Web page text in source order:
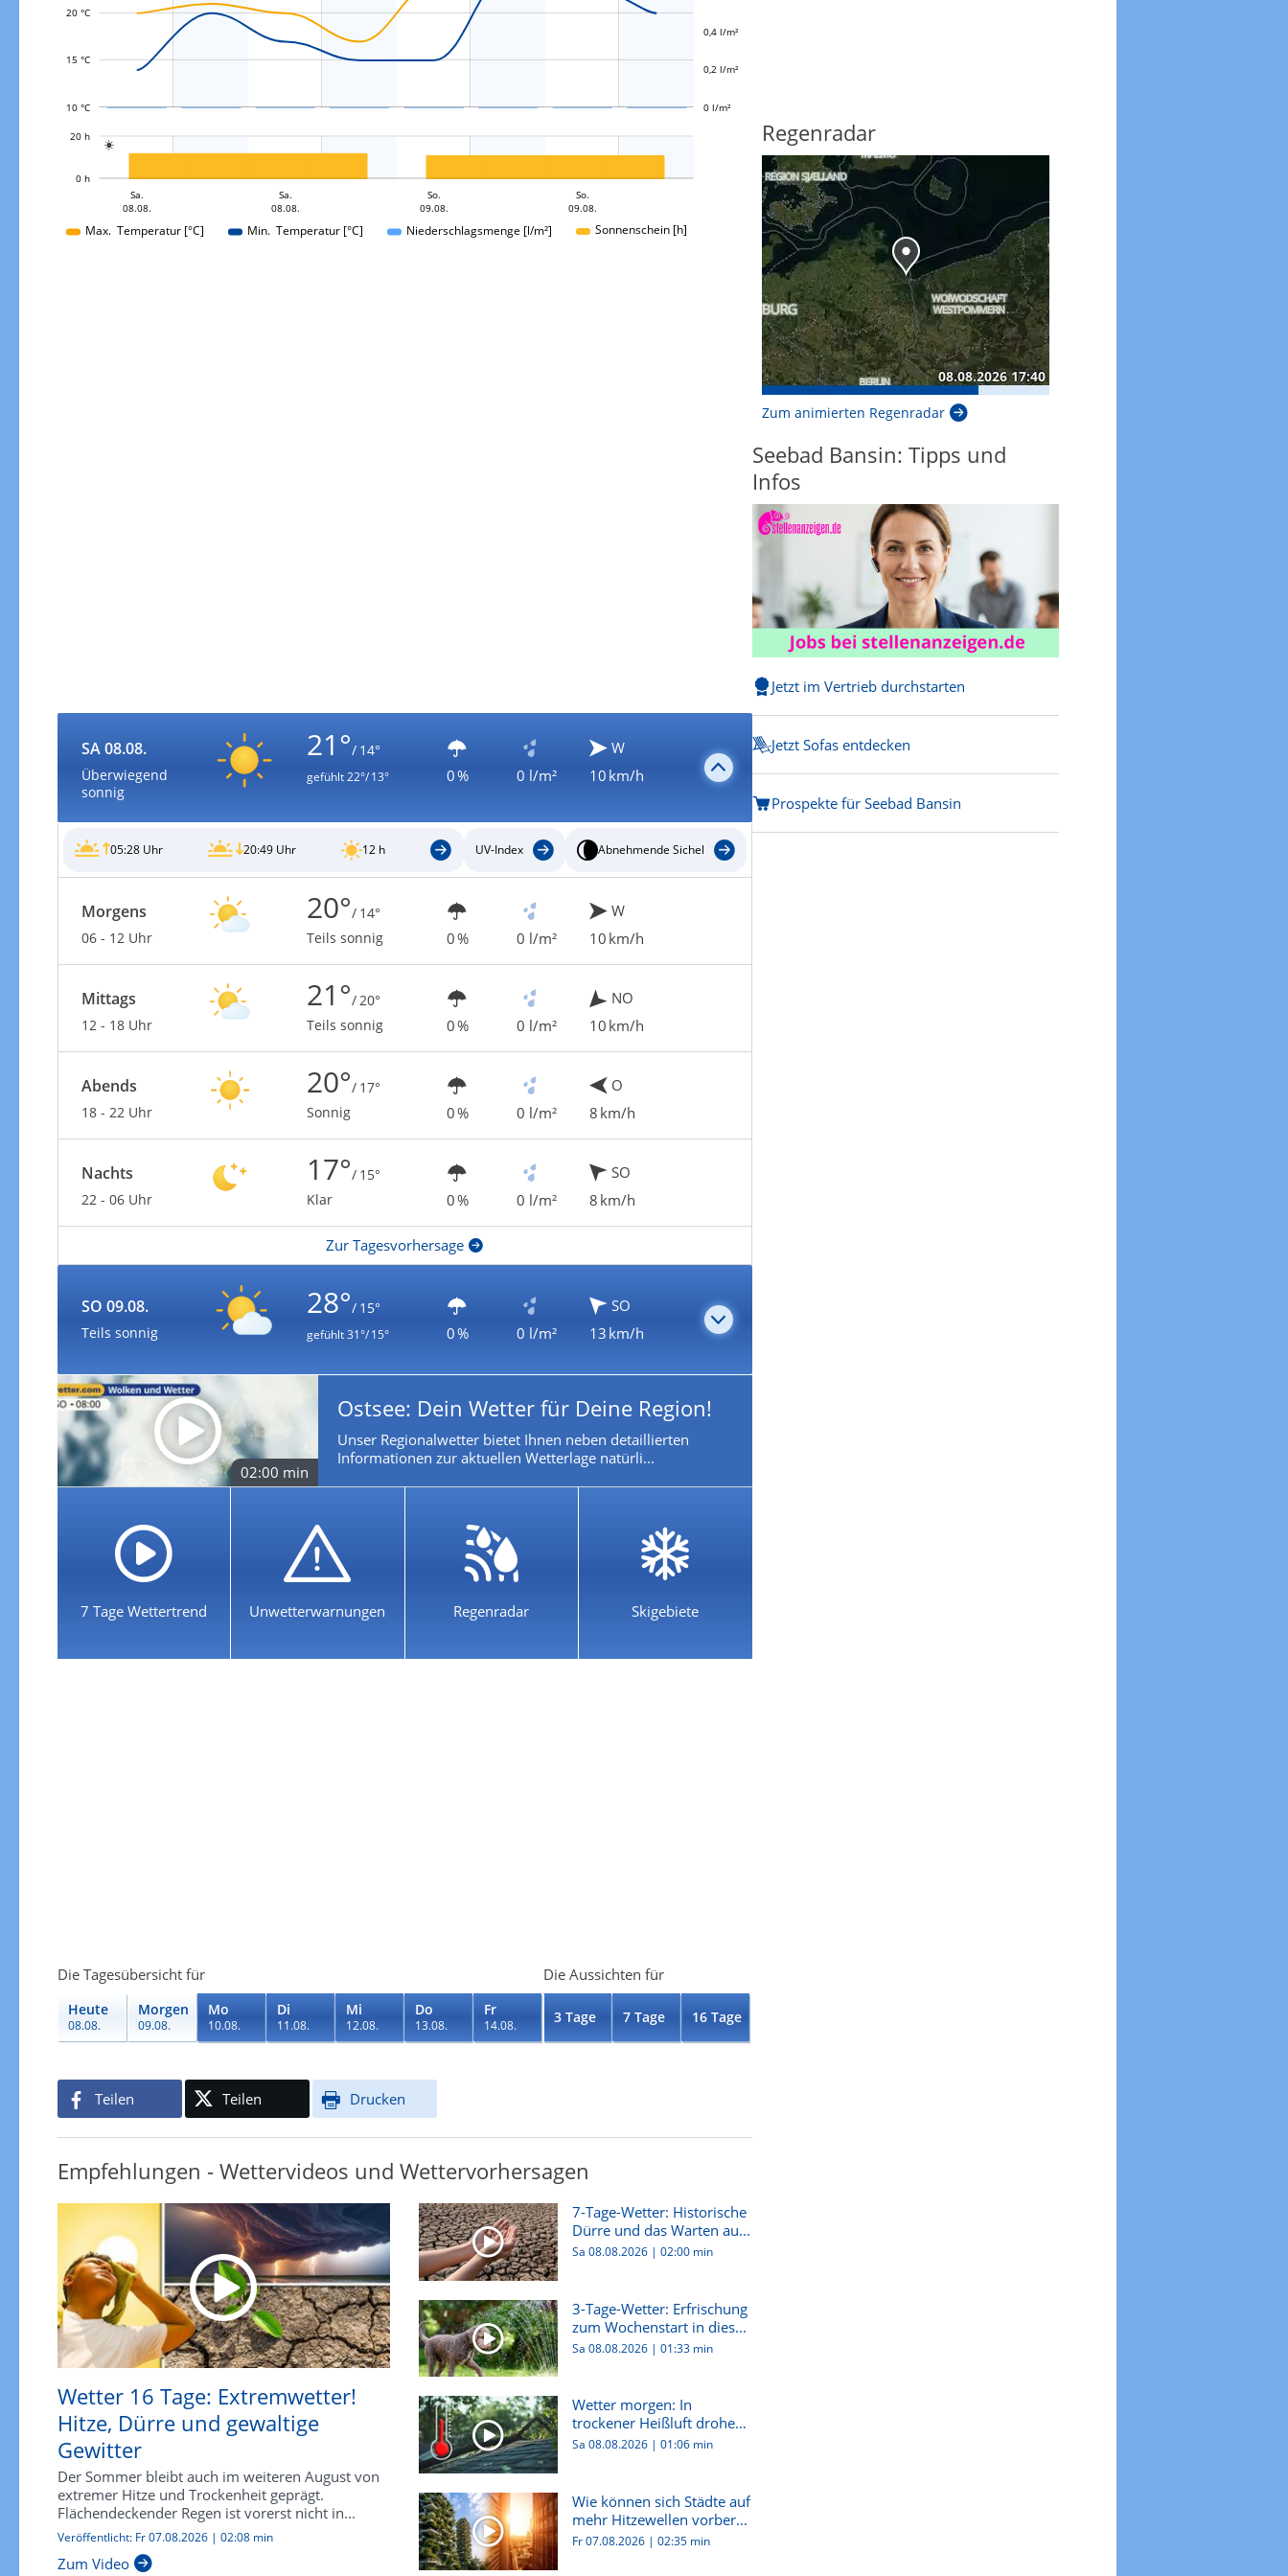
10 °C
20 °C
15 °C
0 l/m²
0,2 l/m²
0,4 l/m²

0 h
20 h
Sa.
08.08.
Sa.
08.08.
So.
09.08.
So.
09.08.
Max. Temperatur [°C]
Min. Temperatur [°C] Niederschlagsmenge [l/m²] Sonnenschein [h]
SA 08.08.
Überwiegend
sonnig
21°/ 14°
gefühlt22°/ 13° 0 % 0 l/m²
W
10 km/h
05:28 Uhr 20:49 Uhr 12 h UV-Index Abnehmende Sichel
Morgens
06 - 12 Uhr
20°/ 14°
Teils sonnig
0 % 0 l/m²
W
10 km/h
Mittags
12 - 18 Uhr
21°/ 20°
Teils sonnig
0 % 0 l/m²
NO
10 km/h
Abends
18 - 22 Uhr
20°/ 17°
Sonnig
0 % 0 l/m²
O
8 km/h
Nachts
22 - 06 Uhr
17°/ 15°
Klar
0 % 0 l/m²
SO
8 km/h
Zur Tagesvorhersage
SO 09.08.
Teils sonnig
28°/ 15°
gefühlt31°/ 15° 0 % 0 l/m²
SO
13 km/h
02:00 min
Ostsee: Dein Wetter für Deine Region!
Unser Regionalwetter bietet Ihnen neben detaillierten
Informationen zur aktuellen Wetterlage natürli...
7 Tage Wettertrend Unwetterwarnungen Regenradar Skigebiete
Die Tagesübersicht für
Heute
08.08.
Morgen
09.08.
Mo
10.08.
Di
11.08.
Mi
12.08.
Do
13.08.
Fr
14.08.
Die Aussichten für
3 Tage 7 Tage 16 Tage
Teilen Teilen Drucken
Empfehlungen - Wettervideos und Wettervorhersagen
Wetter 16 Tage: Extremwetter!
Hitze, Dürre und gewaltige
Gewitter
Der Sommer bleibt auch im weiteren August von
extremer Hitze und Trockenheit geprägt.
Flächendeckender Regen ist vorerst nicht in...
Veröffentlicht: Fr 07.08.2026 | 02:08 min
Zum Video
7-Tage-Wetter: Historische
Dürre und das Warten au...
Sa 08.08.2026 |02:00 min
3-Tage-Wetter: Erfrischung
zum Wochenstart in dies...
Sa 08.08.2026 |01:33 min
Wetter morgen: In
trockener Heißluft drohen
hier G...
Sa 08.08.2026 |01:06 min
Wie können sich Städte auf
mehr Hitzewellen vorber...
Fr 07.08.2026 |02:35 min
Regenradar
Zum animierten Regenradar
Seebad Bansin: Tipps und
Infos
Jetzt im Vertrieb durchstarten
Jetzt Sofas entdecken
Prospekte für Seebad Bansin